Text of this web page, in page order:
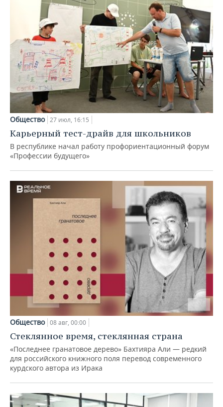
Общество 27 июл, 16:15
Карьерный тест-драйв для школьников
В республике начал работу профориентационный форум
«Профессии будущего»
Общество 08 авг, 00:00
Стеклянное время, стеклянная страна
«Последнее гранатовое дерево» Бахтияра Али — редкий
для российского книжного поля перевод современного
курдского автора из Ирака